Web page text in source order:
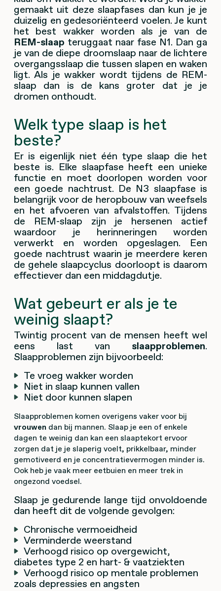
gemaakt uit deze slaapfases dan kun je je
duizelig en gedesoriënteerd voelen. Je kunt
het best wakker worden als je van de
REM-slaap teruggaat naar fase N1. Dan ga
je van de diepe droomslaap naar de lichtere
overgangsslaap die tussen slapen en waken
ligt. Als je wakker wordt tijdens de REM-
slaap dan is de kans groter dat je je
dromen onthoudt.
Welk type slaap is het
beste?
Er is eigenlijk niet één type slaap die het
beste is. Elke slaapfase heeft een unieke
functie en moet doorlopen worden voor
een goede nachtrust. De N3 slaapfase is
belangrijk voor de heropbouw van weefsels
en het afvoeren van afvalstoffen. Tijdens
de REM-slaap zijn je hersenen actief
waardoor je herinneringen worden
verwerkt en worden opgeslagen. Een
goede nachtrust waarin je meerdere keren
de gehele slaapcyclus doorloopt is daarom
effectiever dan een middagdutje.
Wat gebeurt er als je te
weinig slaapt?
Twintig procent van de mensen heeft wel
eens last van slaapproblemen.
Slaapproblemen zijn bijvoorbeeld:
Te vroeg wakker worden
Niet in slaap kunnen vallen
Niet door kunnen slapen
Slaapproblemen komen overigens vaker voor bij
vrouwen dan bij mannen. Slaap je een of enkele
dagen te weinig dan kan een slaaptekort ervoor
zorgen dat je je slaperig voelt, prikkelbaar, minder
gemotiveerd en je concentratievermogen minder is.
Ook heb je vaak meer eetbuien en meer trek in
ongezond voedsel.
Slaap je gedurende lange tijd onvoldoende
dan heeft dit de volgende gevolgen:
Chronische vermoeidheid
Verminderde weerstand
Verhoogd risico op overgewicht,
diabetes type 2 en hart- & vaatziekten
Verhoogd risico op mentale problemen
zoals depressies en angsten